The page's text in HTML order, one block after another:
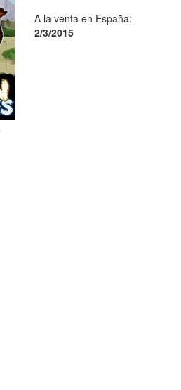
A la venta en España:
2/3/2015